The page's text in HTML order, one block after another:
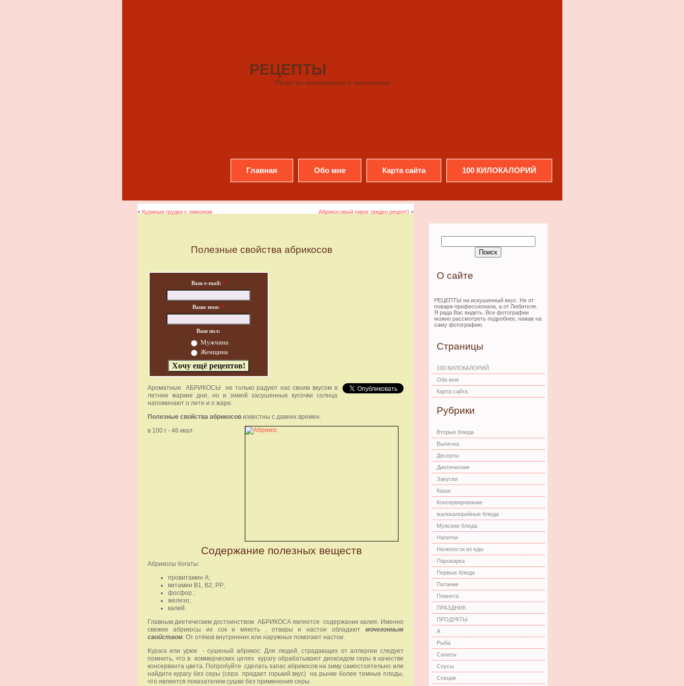
РЕЦЕПТЫ
Рецепты кулинарные и жизненные.
Главная Обо мне Карта сайта 100 КИЛОКАЛОРИЙ
« Куриные грудки с лимоном Абрикосовый пирог (видео рецепт) »
Полезные свойства абрикосов
Ваш e-mail: *
Ваше имя: *
Ваш пол:
Мужчина
Женщина
Ароматные АБРИКОСЫ не только радуют нас своим вкусом в
летние жаркие дни, но и зимой засушенные кусочки солнца
напоминают о лете и о жаре.
Полезные свойства абрикосовизвестны с давних времен.
в 100 г - 46 ккал
Содержание полезных веществ
Абрикосы богаты:
провитамин А;
витамин В1, В2, РР;
фосфор ;
железо;
калий.
Главным диетическим достоинством АБРИКОСА является содержание калия. Именно
свежие абрикосы их сок и мякоть , отвары и настои обладают мочегонным
свойством. От отёков внутренних или наружных помогают настои.
Курага или урюк - сушеный абрикос. Для людей, страдающих от аллергии следует
помнить, что в коммерческих целях курагу обрабатывают диоксидом серы в качестве
консерванта цвета. Попробуйте сделать запас абрикосов на зиму самостоятельно или
найдите курагу без серы (сера придает горький вкус) на рынке более темные плоды,
что является показателем сушки без применения серы.
О сайте
РЕЦЕПТЫ на искушенный вкус. Не от
повара-профессионала, а от Любителя.
Я рада Вас видеть. Все фотографии
можно рассмотреть подробнее, нажав на
саму фотографию.
Страницы
100 КИЛОКАЛОРИЙ
Обо мне
Карта сайта
Рубрики
Вторые блюда
Выпечка
Десерты
Диетические
Закуски
Каши
Консервирование
малокалорийные блюда
Мужские блюда
Напитки
Нелепости из еды
Пароварка
Первые блюда
Питание
Планета
ПРАЗДНИК
ПРОДУКТЫ
А
Рыба
Салаты
Соусы
Специи